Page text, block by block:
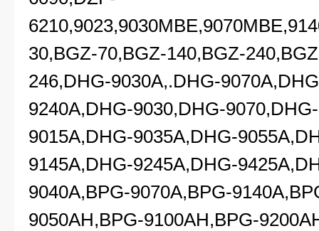
30,BGZ-70,BGZ-140,BGZ-
246,DHG-9030A,.DHG-
9240A,DHG-9030,DHG-
9015A,DHG-9035A,DHG-
9145A,DHG-9245A,DHG-
9040A,BPG-9070A,BPG-
9050AH,BPG-9100AH,BPG-